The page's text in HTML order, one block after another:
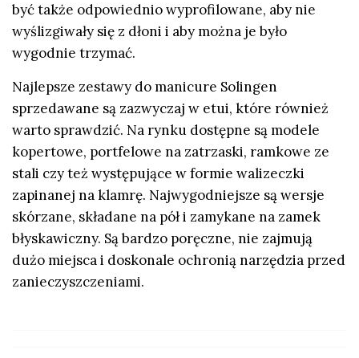
być także odpowiednio wyprofilowane, aby nie
wyślizgiwały się z dłoni i aby można je było
wygodnie trzymać.
Najlepsze zestawy do manicure Solingen
sprzedawane są zazwyczaj w etui, które również
warto sprawdzić. Na rynku dostępne są modele
kopertowe, portfelowe na zatrzaski, ramkowe ze
stali czy też występujące w formie walizeczki
zapinanej na klamrę. Najwygodniejsze są wersje
skórzane, składane na pół i zamykane na zamek
błyskawiczny. Są bardzo poręczne, nie zajmują
dużo miejsca i doskonale ochronią narzędzia przed
zanieczyszczeniami.